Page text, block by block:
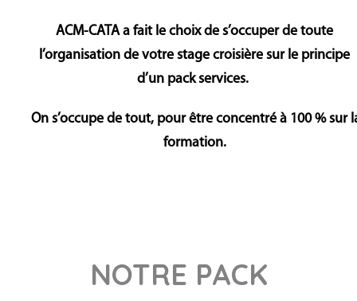
ACM-CATAa fait le choix de s’occuper de toute
l’organisation de votre stage croisière sur le principe
d’un pack services.
On s’occupe de tout, pour être concentré à 100 % sur
formation.
NOTRE PACK